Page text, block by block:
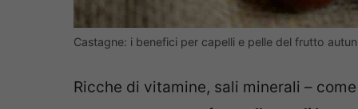
Castagne: i benefici per capelli e pelle del frutto
Ricche di vitamine, sali minerali –